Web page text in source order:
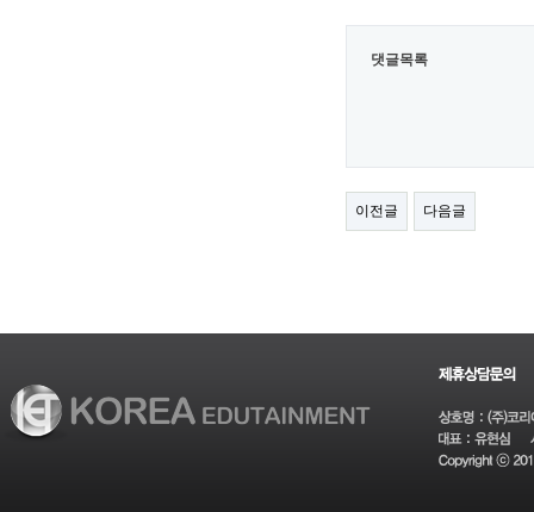
댓글목록
이전글 다음글